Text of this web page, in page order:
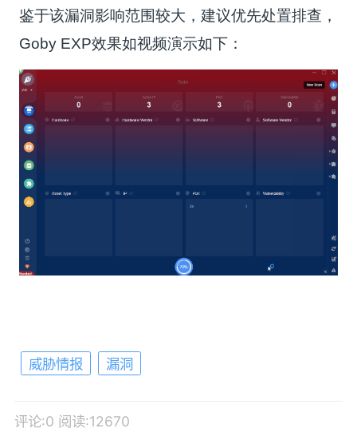
鉴于该漏洞影响范围较大，建议优先处置排查，
Goby EXP效果如视频演示如下：
威胁情报 漏洞
评论:0 阅读:12670